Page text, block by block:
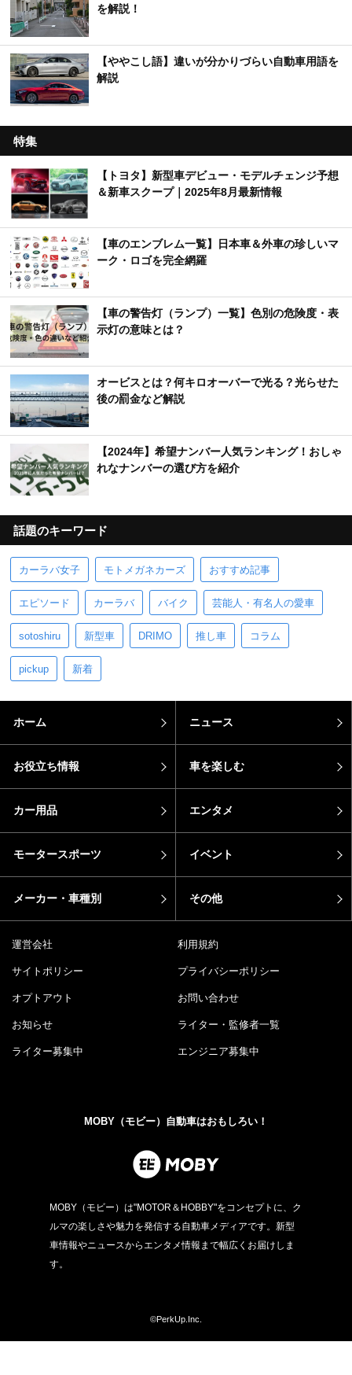
を解説！
【ややこし語】違いが分かりづらい自動車用語を
解説
特集
【トヨタ】新型車デビュー・モデルチェンジ予想
＆新車スクープ｜2025年8月最新情報
【車のエンブレム一覧】日本車＆外車の珍しいマ
ーク・ロゴを完全網羅
【車の警告灯（ランプ）一覧】色別の危険度・表
示灯の意味とは？
オービスとは？何キロオーバーで光る？光らせた
後の罰金など解説
【2024年】希望ナンバー人気ランキング！おしゃ
れなナンバーの選び方を紹介
話題のキーワード
カーラバ女子 モトメガネカーズ おすすめ記事
エピソード カーラバ バイク 芸能人・有名人の愛車
sotoshiru 新型車 DRIMO 推し車 コラム
pickup 新着
ホーム ニュース
お役立ち情報 車を楽しむ
カー用品 エンタメ
モータースポーツ イベント
メーカー・車種別 その他
運営会社 利用規約
サイトポリシー プライバシーポリシー
オプトアウト お問い合わせ
お知らせ ライター・監修者一覧
ライター募集中 エンジニア募集中
MOBY（モビー）自動車はおもしろい！
MOBY（モビー）は"MOTOR＆HOBBY"をコンセプトに、ク
ルマの楽しさや魅力を発信する自動車メディアです。新型
車情報やニュースからエンタメ情報まで幅広くお届けしま
す。
©PerkUp.Inc.